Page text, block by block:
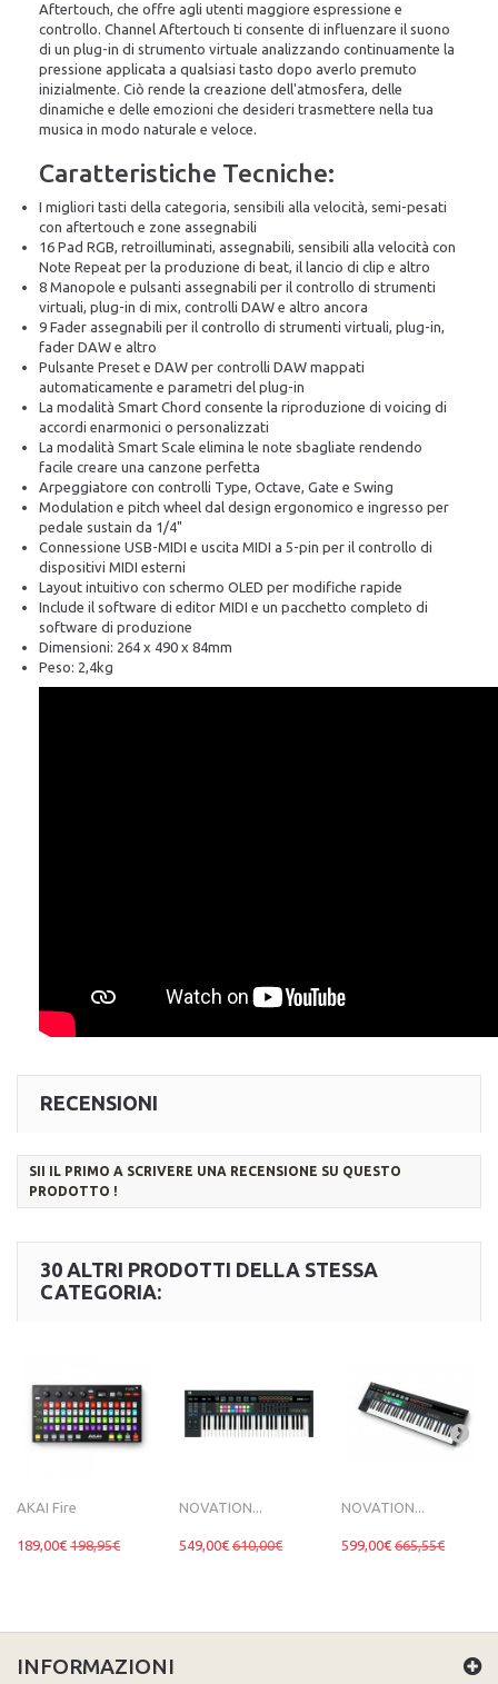
Aftertouch, che offre agli utenti maggiore espressione e
controllo. Channel Aftertouch ti consente di influenzare il suono
di un plug-in di strumento virtuale analizzando continuamente la
pressione applicata a qualsiasi tasto dopo averlo premuto
inizialmente. Ciò rende la creazione dell'atmosfera, delle
dinamiche e delle emozioni che desideri trasmettere nella tua
musica in modo naturale e veloce.
Caratteristiche Tecniche:
I migliori tasti della categoria, sensibili alla velocità, semi-pesati
con aftertouch e zone assegnabili
16 Pad RGB, retroilluminati, assegnabili, sensibili alla velocità con
Note Repeat per la produzione di beat, il lancio di clip e altro
8 Manopole e pulsanti assegnabili per il controllo di strumenti
virtuali, plug-in di mix, controlli DAW e altro ancora
9 Fader assegnabili per il controllo di strumenti virtuali, plug-in,
fader DAW e altro
Pulsante Preset e DAW per controlli DAW mappati
automaticamente e parametri del plug-in
La modalità Smart Chord consente la riproduzione di voicing di
accordi enarmonici o personalizzati
La modalità Smart Scale elimina le note sbagliate rendendo
facile creare una canzone perfetta
Arpeggiatore con controlli Type, Octave, Gate e Swing
Modulation e pitch wheel dal design ergonomico e ingresso per
pedale sustain da 1/4"
Connessione USB-MIDI e uscita MIDI a 5-pin per il controllo di
dispositivi MIDI esterni
Layout intuitivo con schermo OLED per modifiche rapide
Include il software di editor MIDI e un pacchetto completo di
software di produzione
Dimensioni: 264 x 490 x 84mm
Peso: 2,4kg
RECENSIONI
SII IL PRIMO A SCRIVERE UNA RECENSIONE SU QUESTO
PRODOTTO !
30 ALTRI PRODOTTI DELLA STESSA
CATEGORIA:
AKAI Fire
189,00€ 198,95€
NOVATION...
549,00€ 610,00€
NOVATION...
599,00€ 665,55€
INFORMAZIONI